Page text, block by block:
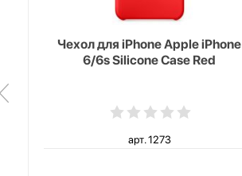
Чехол для iPhone Apple iPhone
6/6s Silicone Case Red
арт. 1273